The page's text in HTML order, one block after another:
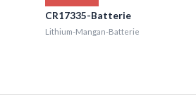
CR17335-Batterie
Lithium-Mangan-Batterie